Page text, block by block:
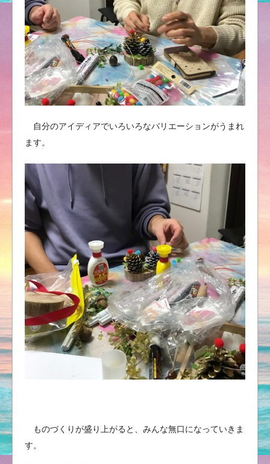
自分のアイディアでいろいろなバリエーションがうまれ
ます。
ものづくりが盛り上がると、みんな無口になっていきま
す。